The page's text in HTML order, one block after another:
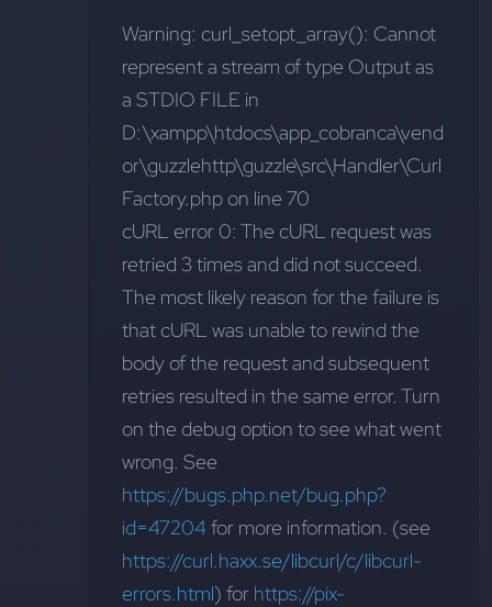
Warning: curl_setopt_array(): Cannot
represent a stream of type Output as
a STDIO FILE in
D:\xampp\htdocs\app_cobranca\vend
or\guzzlehttp\guzzle\src\Handler\Curl
Factory.php on line 70
cURL error 0: The cURL request was
retried 3 times and did not succeed.
The most likely reason for the failure is
that cURL was unable to rewind the
body of the request and subsequent
retries resulted in the same error. Turn
on the debug option to see what went
https://bugs.php.net/bug.php?
id=47204
https://curl.haxx.se/libcurl/c/libcurl-
errors.html) for https://pix-